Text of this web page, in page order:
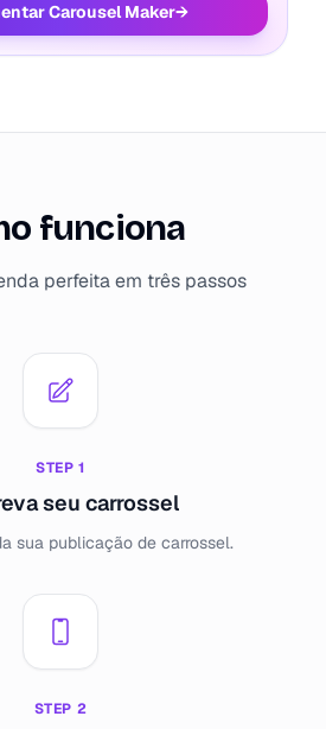
Carousel Maker→
funciona
perfeita em três passos
STEP1
seu carrossel
sua publicação de carrossel.
STEP 2